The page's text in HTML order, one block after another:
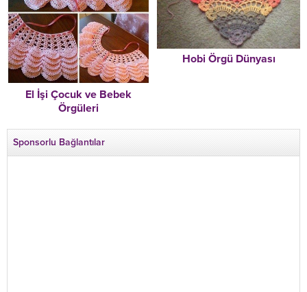
El İşi Çocuk ve Bebek
Örgüleri
Hobi Örgü Dünyası
Sponsorlu Bağlantılar